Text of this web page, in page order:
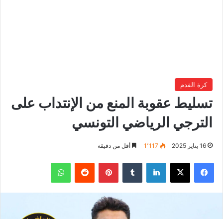
كرة القدم
تسليط عقوبة المنع من الإنتداب على
الترجي الرياضي التونسي
16 يناير 2025 1٬117 أقل من دقيقة
فيسبوك ‫X لينكدإن بينتيريست واتساب